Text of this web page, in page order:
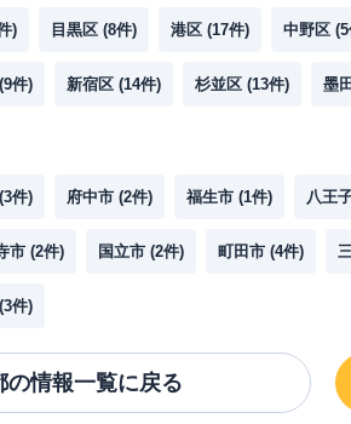
) 目黒区 (8件) 港区 (17件) 中野区 (5
(9件) 新宿区 (14件) 杉並区 (13件) 墨
(3件) 府中市 (2件) 福生市 (1件) 八王
市 (2件) 国立市 (2件) 町田市 (4件)
(3件)
の情報一覧に戻る